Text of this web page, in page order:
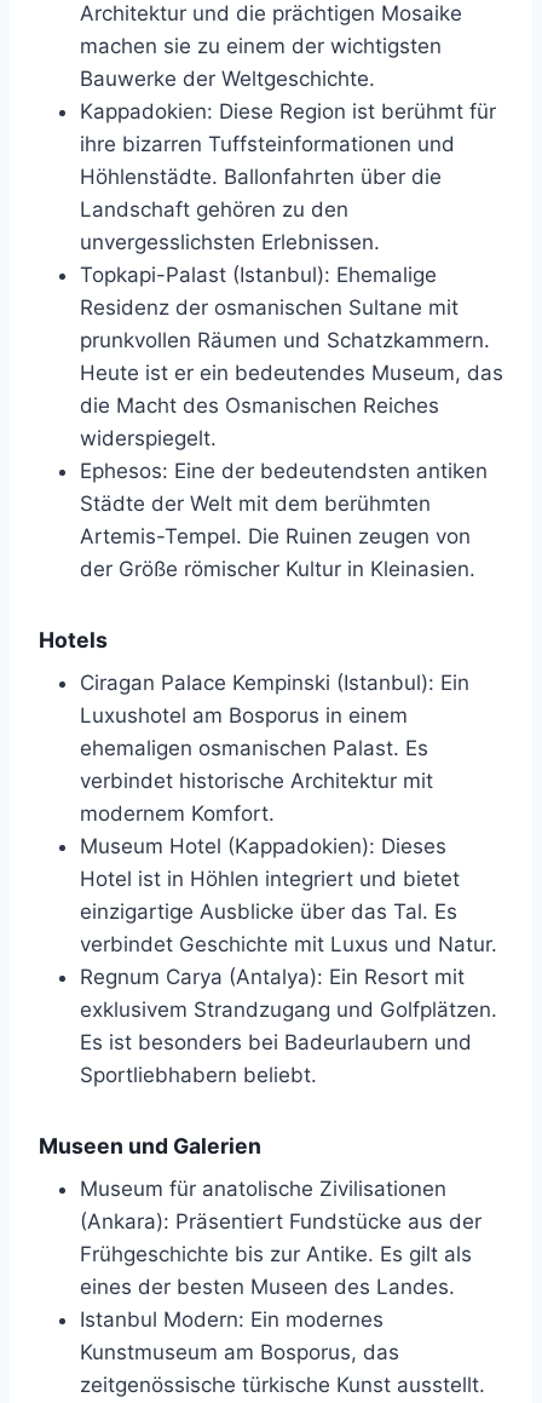
Architektur und die prächtigen Mosaike
machen sie zu einem der wichtigsten
Bauwerke der Weltgeschichte.
Kappadokien: Diese Region ist berühmt für
ihre bizarren Tuffsteinformationen und
Höhlenstädte. Ballonfahrten über die
Landschaft gehören zu den
unvergesslichsten Erlebnissen.
Topkapi-Palast (Istanbul): Ehemalige
Residenz der osmanischen Sultane mit
prunkvollen Räumen und Schatzkammern.
Heute ist er ein bedeutendes Museum, das
die Macht des Osmanischen Reiches
widerspiegelt.
Ephesos: Eine der bedeutendsten antiken
Städte der Welt mit dem berühmten
Artemis-Tempel. Die Ruinen zeugen von
der Größe römischer Kultur in Kleinasien.
Hotels
Ciragan Palace Kempinski (Istanbul): Ein
Luxushotel am Bosporus in einem
ehemaligen osmanischen Palast. Es
verbindet historische Architektur mit
modernem Komfort.
Museum Hotel (Kappadokien): Dieses
Hotel ist in Höhlen integriert und bietet
einzigartige Ausblicke über das Tal. Es
verbindet Geschichte mit Luxus und Natur.
Regnum Carya (Antalya): Ein Resort mit
exklusivem Strandzugang und Golfplätzen.
Es ist besonders bei Badeurlaubern und
Sportliebhabern beliebt.
Museen und Galerien
Museum für anatolische Zivilisationen
(Ankara): Präsentiert Fundstücke aus der
Frühgeschichte bis zur Antike. Es gilt als
eines der besten Museen des Landes.
Istanbul Modern: Ein modernes
Kunstmuseum am Bosporus, das
zeitgenössische türkische Kunst ausstellt.